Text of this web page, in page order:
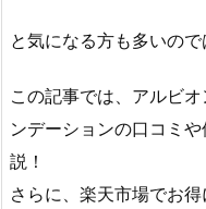
と気になる方も多いので
この記事では、アルビ
ンデーションの口コミ
説！
さらに、楽天市場でお